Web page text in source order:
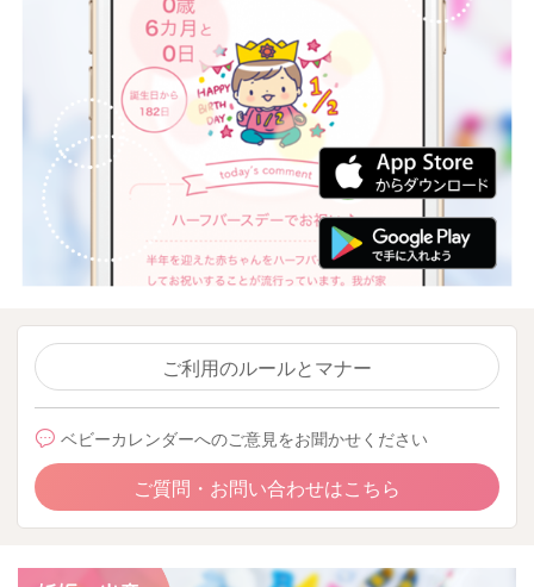
ご利用のルールとマナー
ベビーカレンダーへのご意見をお聞かせください
ご質問・お問い合わせはこちら